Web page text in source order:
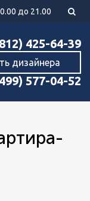
до 21.00
425-64-39
дизайнера
577-04-52